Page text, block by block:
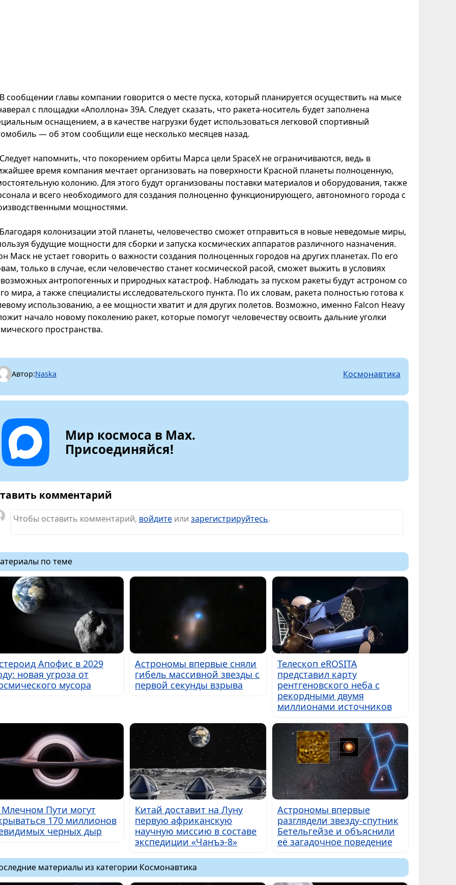
В сообщении главы компании говорится о месте пуска, который планируется осуществить на мысе
с площадки «Аполлона» 39A. Следует сказать, что ракета-носитель будет заполнена
оснащением, а в качестве нагрузки будет использоваться легковой спортивный
— об этом сообщили еще несколько месяцев назад.
Следует напомнить, что покорением орбиты Марса цели SpaceX не ограничиваются, ведь в
время компания мечтает организовать на поверхности Красной планеты полноценную,
колонию. Для этого будут организованы поставки материалов и оборудования, также
и всего необходимого для создания полноценно функционирующего, автономного города с
мощностями.
Благодаря колонизации этой планеты, человечество сможет отправиться в новые неведомые миры,
будущие мощности для сборки и запуска космических аппаратов различного назначения.
Маск не устает говорить о важности создания полноценных городов на других планетах. По его
только в случае, если человечество станет космической расой, сможет выжить в условиях
антропогенных и природных катастроф. Наблюдать за пуском ракеты будут астроном со
мира, а также специалисты исследовательского пункта. По их словам, ракета полностью готова к
использованию, а ее мощности хватит и для других полетов. Возможно, именно Falcon Heavy
начало новому поколению ракет, которые помогут человечеству освоить дальние уголки
пространства.
Автор:Naska Космонавтика
Мир космоса в Max.
Присоединяйся!
комментарий
Чтобы оставить комментарий, войдите или зарегистрируйтесь.
по теме
Апофис в 2029
новая угроза от
мусора
Астрономы впервые сняли
гибель массивной звезды с
первой секунды взрыва
Телескоп eROSITA
представил карту
рентгеновского неба с
рекордными двумя
миллионами источников
Пути могут
170 миллионов
черных дыр
Китай доставит на Луну
первую африканскую
научную миссию в составе
экспедиции «Чанъэ-8»
Астрономы впервые
разглядели звезду-спутник
Бетельгейзе и объяснили
её загадочное поведение
материалы из категории Космонавтика